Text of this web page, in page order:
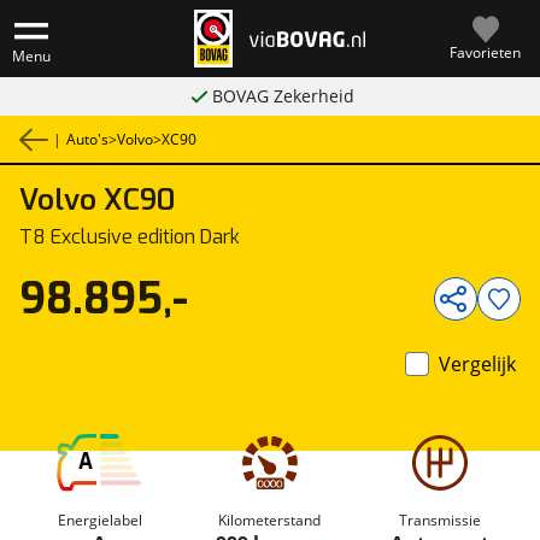
Menu Favorieten
BOVAG Zekerheid
| Auto's>Volvo>XC90
Volvo XC90
T8 Exclusive edition Dark
A
Energielabel Kilometerstand Transmissie
98.895,-
Vergelijk